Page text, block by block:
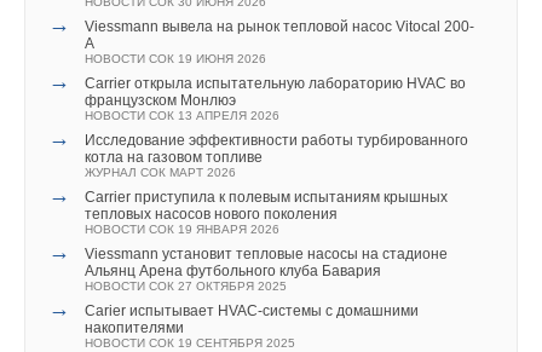
→
Viessmann вывела на рынок тепловой насос Vitocal 200-
A
НОВОСТИ СОК 19 ИЮНЯ 2026
→
Carrier открыла испытательную лабораторию HVAC во
французском Монлюэ
НОВОСТИ СОК 13 АПРЕЛЯ 2026
→
Исследование эффективности работы турбированного
котла на газовом топливе
ЖУРНАЛ СОК МАРТ 2026
→
Carrier приступила к полевым испытаниям крышных
тепловых насосов нового поколения
НОВОСТИ СОК 19 ЯНВАРЯ 2026
→
Viessmann установит тепловые насосы на стадионе
Альянц Арена футбольного клуба Бавария
НОВОСТИ СОК 27 ОКТЯБРЯ 2025
→
Carier испытывает HVAC-системы с домашними
накопителями
НОВОСТИ СОК 19 СЕНТЯБРЯ 2025
Ваше имя *
Ваш E-mail *
Текст комментария
Комментарии
В этой теме еще нет комментариев
Добавить комментарий
Ваше имя *
Ваш E-mail *
частности, система немного снизит температуру на 1–2
градуса в квартирах в ночное время или пока жильцов нет
дома, и коммунальные квитанции придут с уже меньшей
суммой. Таким образом, энергосбережение может составить
больше 10–1
Читайте по теме:
Native‑NFD V2: преобразователи частоты нового
НОВОСТИ СОК 29 МАЯ 2026
Более 60% российских мастеров столкнулись с